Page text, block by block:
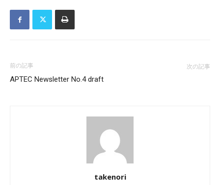
前の記事
APTEC Newsletter No.4 draft
次の記事
takenori